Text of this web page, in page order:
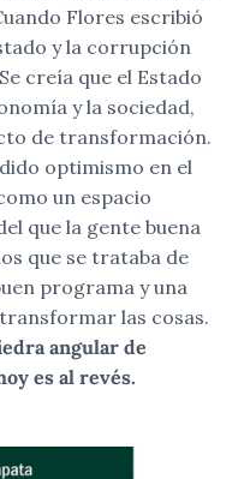
Flores escribió
y la corrupción
creía que el Estado
y la sociedad,
de transformación.
optimismo en el
un espacio
que la gente buena
que se trataba de
programa y una
las cosas.
angular de
es al revés.